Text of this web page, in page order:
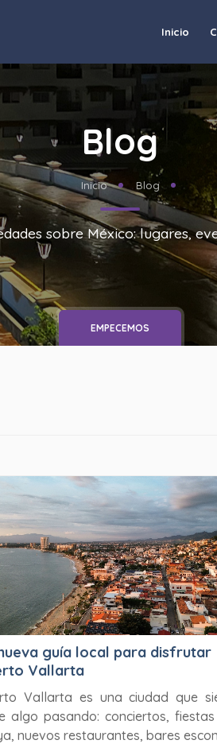
Inicio
Blog
Inicio Blog
sobre México: lugares,
EMPECEMOS
guía local para disfrutar
Vallarta
Vallarta es una ciudad que
algo pasando: conciertos,
nuevos restaurantes, bares